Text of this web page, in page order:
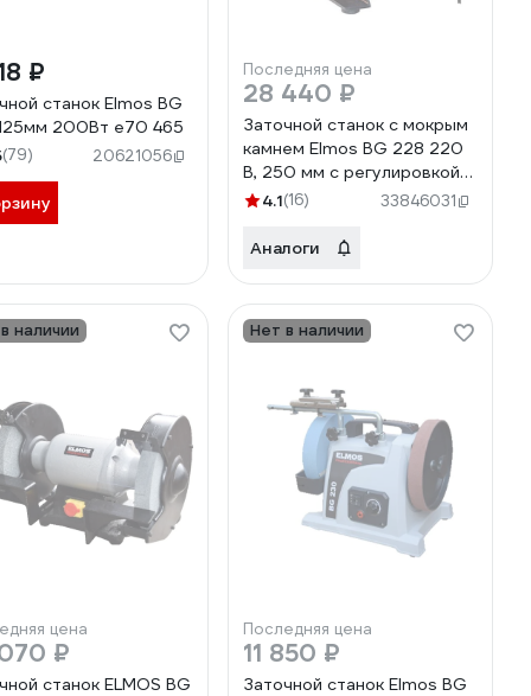
₽
станок Elmos BG
200Вт e70 465
(79) 20621056
Последняя цена
28 440 ₽
Заточной станок с мокрым
камнем Elmos BG 228 220
В, 250 мм с регулировкой
оборотов e70 547
4.1(16) 33846031
Аналоги
наличии
цена
₽
станок ELMOS BG
Нет в наличии
Последняя цена
11 850 ₽
Заточной станок Elmos BG